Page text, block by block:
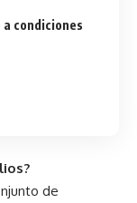
condiciones
de